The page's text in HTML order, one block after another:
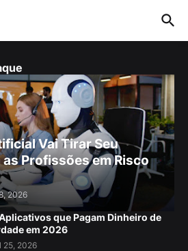
Vai Tirar Seu
Profissões em Risco
2026
que Pagam Dinheiro de
em 2026
25, 2026